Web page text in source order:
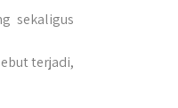
sekaligus
terjadi,